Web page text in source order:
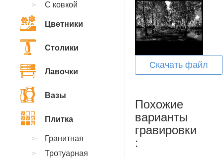
Скачать файл
Похожие
варианты
гравировки
:
С ковкой
Цветники
Столики
Лавочки
Вазы
Плитка
Гранитная
Тротуарная